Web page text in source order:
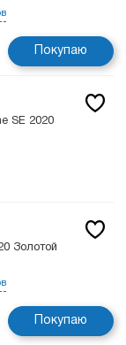
Покупаю
SE 2020
Золотой
Покупаю